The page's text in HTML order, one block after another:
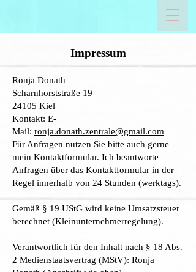
Impressum
Ronja Donath
Scharnhorststraße 19
24105 Kiel
Kontakt: E-
Mail: ronja.donath.zentrale@gmail.com
Für Anfragen nutzen Sie bitte auch gerne
mein Kontaktformular. Ich beantworte
Anfragen über das Kontaktformular in der
Regel innerhalb von 24 Stunden (werktags).
Gemäß § 19 UStG wird keine Umsatzsteuer
berechnet (Kleinunternehmerregelung).
Verantwortlich für den Inhalt nach § 18 Abs.
2 Medienstaatsvertrag (MStV): Ronja